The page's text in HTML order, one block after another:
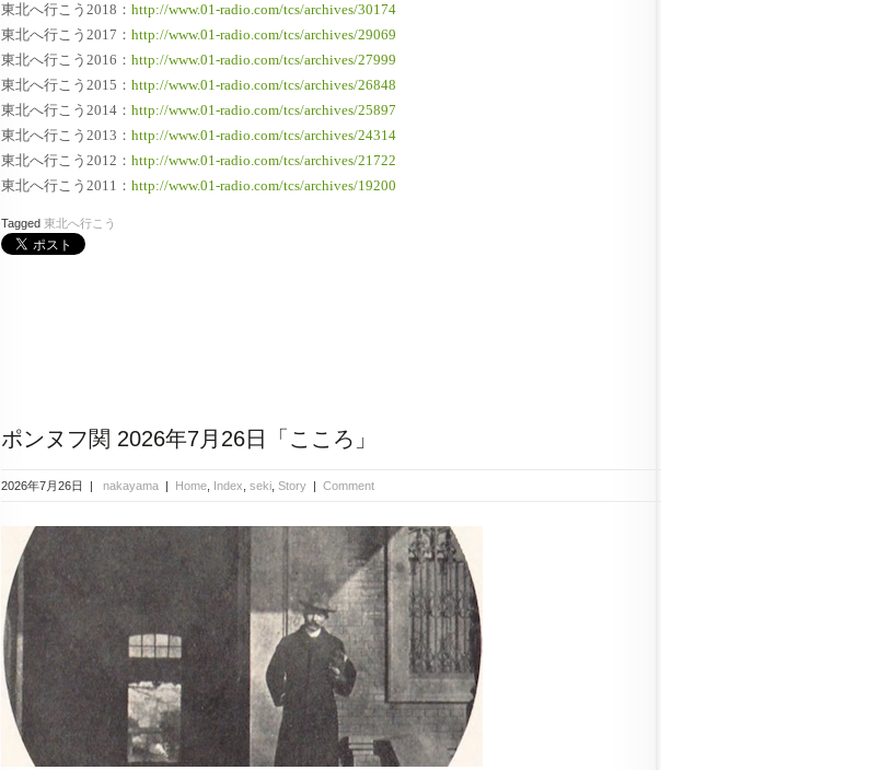
東北へ行こう2018： http://www.01-radio.com/tcs/archives/30174
東北へ行こう2017： http://www.01-radio.com/tcs/archives/29069
東北へ行こう2016： http://www.01-radio.com/tcs/archives/27999
東北へ行こう2015： http://www.01-radio.com/tcs/archives/26848
東北へ行こう2014： http://www.01-radio.com/tcs/archives/25897
東北へ行こう2013： http://www.01-radio.com/tcs/archives/24314
東北へ行こう2012： http://www.01-radio.com/tcs/archives/21722
東北へ行こう2011： http://www.01-radio.com/tcs/archives/19200
Tagged 東北へ行こう
ポンヌフ関 2026年7月26日「こころ」
2026年7月26日 | nakayama | Home Index seki Story | Comment